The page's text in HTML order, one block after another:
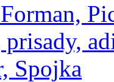
prisady,
Spojka